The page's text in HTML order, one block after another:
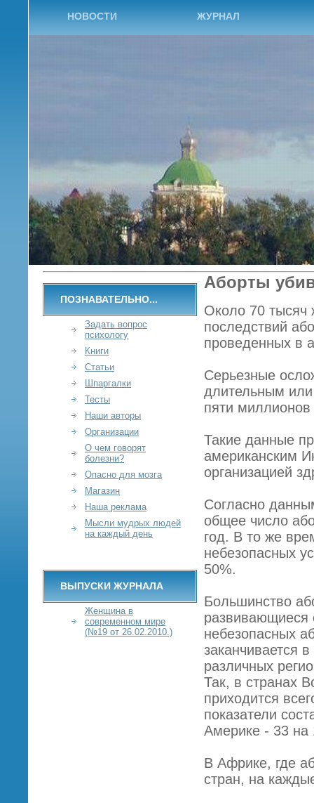
НОВОСТИ ЖУРНАЛ
Аборты
Около 70 тысяч
последствий
проведенных в
Серьезные
длительным
пяти
Такие данные
американским
организацией
Согласно
общее число
год. В то же
небезопасных
50%.
Большинство
развивающиеся
небезопасных
заканчивается
различных
Так, в странах
приходится
показатели
Америке - 33 на
В Африке, где
стран, на
ПОЗНАВАТЕЛЬНО...
Задать вопрос
психологу
Книги
Статьи
Шпаргалки
Тесты
Наши авторы
Организации
О чем говорят
болезни?
Опасно для мозга
Магазин
Наша реклама
Мысли мудрых людей
на каждый день
ВЫПУСКИ ЖУРНАЛА
Женщина в
современном мире
(№19 от 26.02.2010.)